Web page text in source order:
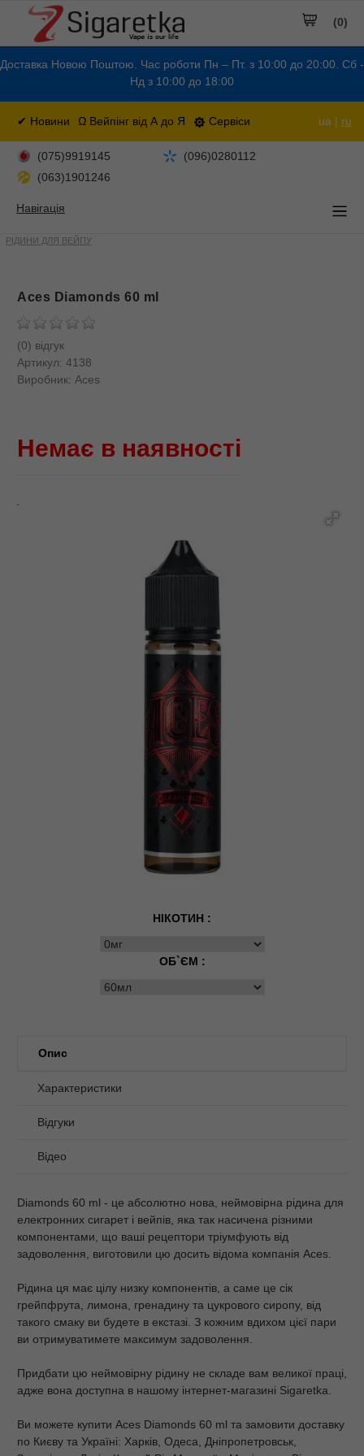
Доставка Новою Поштою. Час роботи Пн – Пт. з 10:00 до 20:00. Сб -
Нд з 10:00 до 18:00
✔ Новини Ω Вейпінг від А до Я Сервіси ua | ru
(0)
(075)9919145
(096)0280112
(063)1901246
Навігація
РІДИНИ ДЛЯ ВЕЙПУ
Aces Diamonds 60 ml
(0) відгук
Артикул: 4138
Виробник: Aces
Немає в наявності
НІКОТИН :
ОБ`ЄМ :
Опис
Характеристики
Відгуки
Відео
Diamonds 60 ml - це абсолютно нова, неймовірна рідина для
електронних сигарет і вейпів, яка так насичена різними
компонентами, що ваші рецептори тріумфують від
задоволення, виготовили цю досить відома компанія Aces.
Рідина ця має цілу низку компонентів, а саме це сік
грейпфрута, лимона, гренадину та цукрового сиропу, від
такого смаку ви будете в екстазі. З кожним вдихом цієї пари
ви отримуватимете максимум задоволення.
Придбати цю неймовірну рідину не складе вам великої праці,
адже вона доступна в нашому інтернет-магазині Sigaretka.
Ви можете купити Aces Diamonds 60 ml та замовити доставку
по Києву та Україні: Харків, Одеса, Дніпропетровськ,